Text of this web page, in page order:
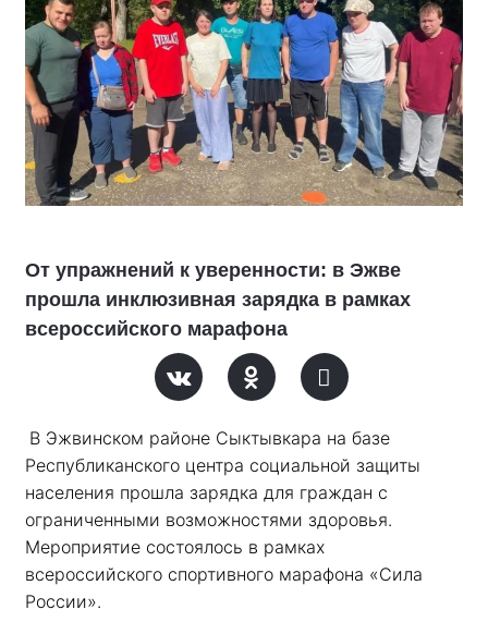
От упражнений к уверенности: в Эжве
прошла инклюзивная зарядка в рамках
всероссийского марафона
В Эжвинском районе Сыктывкара на базе
Республиканского центра социальной защиты
населения прошла зарядка для граждан с
ограниченными возможностями здоровья.
Мероприятие состоялось в рамках
всероссийского спортивного марафона «Сила
России».